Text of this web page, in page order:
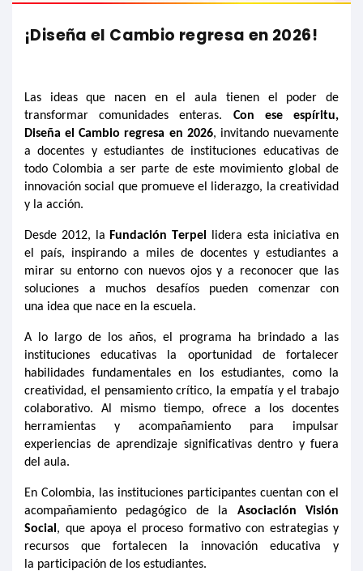
¡Diseña el Cambio regresa en 2026!
Las ideas que nacen en el aula tienen el poder de
transformar comunidades enteras. Con ese espíritu,
Diseña el Cambio regresa en 2026, invitando nuevamente
a docentes y estudiantes de instituciones educativas de
todo Colombia a ser parte de este movimiento global de
innovación social que promueve el liderazgo, la creatividad
y la acción.
Desde 2012, la Fundación Terpel
lidera esta iniciativa en
el país, inspirando a miles de docentes y estudiantes a
mirar su entorno con nuevos ojos y a reconocer que las
soluciones a muchos desafíos pueden comenzar con
una idea que nace en la escuela.
A lo largo de los años, el programa ha brindado a las
instituciones educativas la oportunidad de fortalecer
habilidades fundamentales en los estudiantes, como la
creatividad, el pensamiento crítico, la empatía y el trabajo
colaborativo. Al mismo tiempo, ofrece a los docentes
herramientas y acompañamiento para impulsar
experiencias de aprendizaje significativas dentro y fuera
del aula.
En Colombia, las instituciones participantes cuentan con el
acompañamiento pedagógico de la Asociación Visión
Social , que apoya el proceso formativo con estrategias y
recursos que fortalecen la innovación educativa y
la participación de los estudiantes.